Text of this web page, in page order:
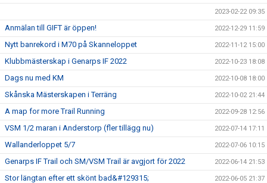
2023-02-22 09:35
Anmälan till GIFT är öppen! 2022-12-29 11:59
Nytt banrekord i M70 på Skanneloppet 2022-11-12 15:00
Klubbmästerskap i Genarps IF 2022 2022-10-23 18:08
Dags nu med KM 2022-10-08 18:00
Skånska Mästerskapen i Terräng 2022-10-02 21:44
A map for more Trail Running 2022-09-28 12:56
VSM 1/2 maran i Anderstorp (fler tillägg nu) 2022-07-14 17:11
Wallanderloppet 5/7 2022-07-06 10:15
Genarps IF Trail och SM/VSM Trail är avgjort för 2022 2022-06-14 21:53
Stor längtan efter ett skönt bad&#129315; 2022-06-05 21:37